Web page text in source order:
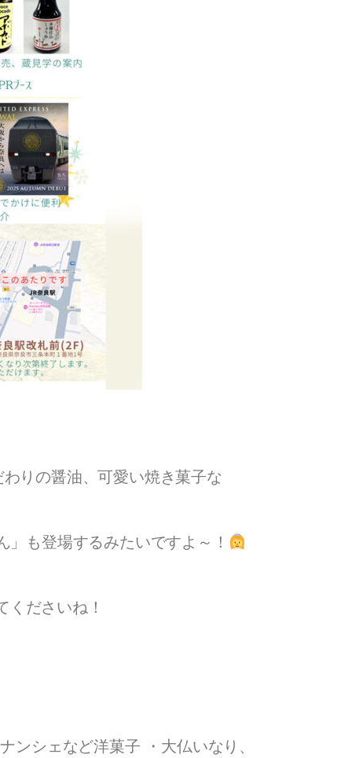
りの醤油、可愛い焼き菓子な
も登場するみたいですよ～！
くださいね！
ンシェなど洋菓子 ・大仏いなり、